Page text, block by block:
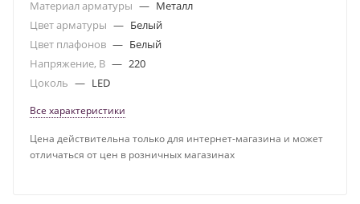
Материал арматуры — Металл
Цвет арматуры — Белый
Цвет плафонов — Белый
Напряжение, В — 220
Цоколь — LED
Все характеристики
Цена действительна только для интернет-магазина и может
отличаться от цен в розничных магазинах